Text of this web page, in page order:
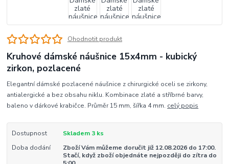
Ohodnotit produkt
Kruhové dámské náušnice 15x4mm - kubický
zirkon, pozlacené
Elegantní dámské pozlacené náušnice z chirurgické oceli se zirkony,
antialergické a bez obsahu niklu. Kombinace zlaté a stříbrné barvy,
baleno v dárkové krabičce. Průměr 15 mm, šířka 4 mm. celý popis
Dostupnost
Skladem 3 ks
Doba dodání
Zboží Vám můžeme doručit již 12.08.2026 do 17:00.
Stačí, když zboží objednáte nejpozději do zítra do